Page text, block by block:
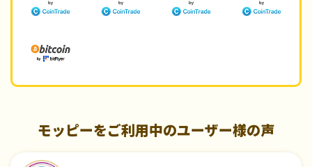
モッピーをご利用中のユーザー様の声